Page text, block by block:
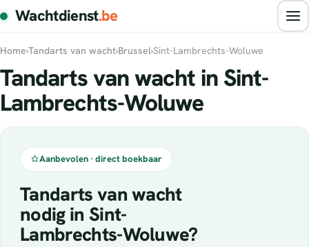
Wachtdienst.be
Home›Tandarts van wacht›Brussel›Sint-Lambrechts-Woluwe
Tandarts van wacht in Sint-
Lambrechts-Woluwe
Aanbevolen · direct boekbaar
Tandarts van wacht
nodig in Sint-
Lambrechts-Woluwe?